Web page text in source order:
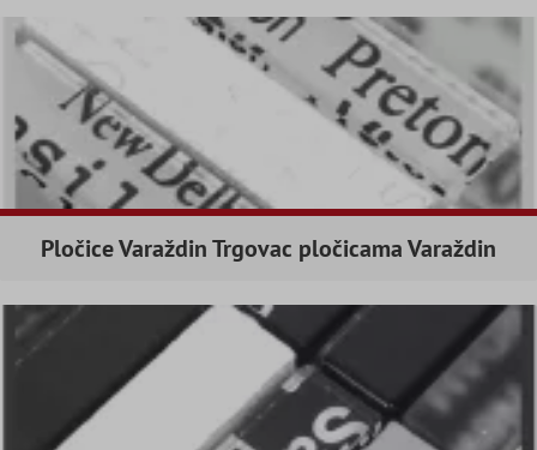
Pločice Varaždin Trgovac pločicama Varaždin